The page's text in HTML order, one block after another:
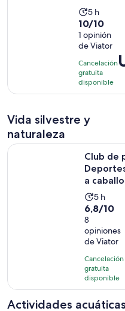
La
actividad
dura
5
horas
5 h
10.0
de
10
con
1
opinión
10/10
1 opinión
de Viator
Cancelación
gratuita
disponible
El
Vida silvestre y
naturaleza
Club de
a
La
5
horas
5 h
6.8
de
10
con
8
opiniones
6,8/10
8
opiniones
de Viator
Cancelación
gratuita
disponible
Club de playa todo
Actividades acuáticas